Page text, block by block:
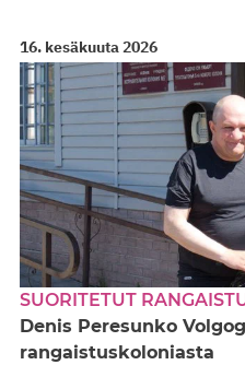
16. kesäkuuta 2026
SUORITETUT
Denis Peresunko
rangaistuskoloniasta